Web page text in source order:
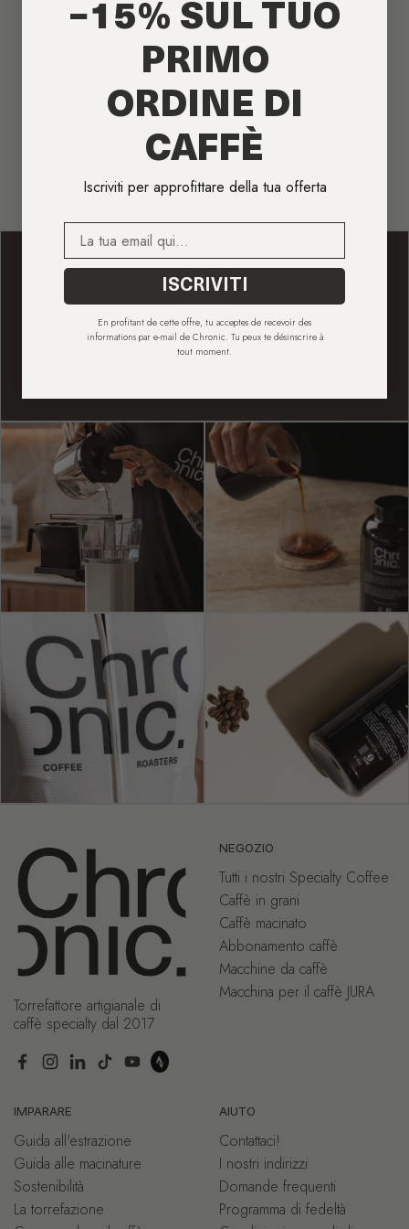
Qui, ti inviamo solo cose concrete: offerte esclusive, notizie sul caffè
e magari anche una sorpresa ben tostata. Niente capsule, niente
spam, solo buon caffè.
Instagram TikTok
Torrefattore artigianale di
caffè specialty dal 2017
Facebook
Instagram
LinkedIn
TikTokYouTube
NEGOZIO
Tutti i nostri Specialty Coffee
Caffè in grani
Caffè macinato
Abbonamento caffè
Macchine da caffè
Macchina per il caffè JURA
IMPARARE
Guida all'estrazione
Guida alle macinature
Sostenibilità
La torrefazione
AIUTO
Contattaci!
I nostri indirizzi
Domande frequenti
Programma di fedeltà
−15% SUL TUO
PRIMO
ORDINE DI
CAFFÈ
Iscriviti per approfittare della tua offerta
E-mail
ISCRIVITI
En profitant de cette offre, tu acceptes de recevoir des
informations par e-mail de Chronic. Tu peux te désinscrire à
tout moment.